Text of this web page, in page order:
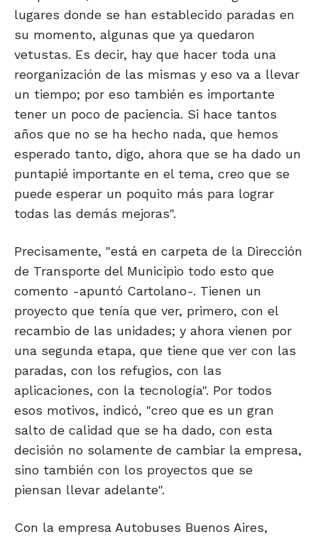
lugares donde se han establecido paradas en
su momento, algunas que ya quedaron
vetustas. Es decir, hay que hacer toda una
reorganización de las mismas y eso va a llevar
un tiempo; por eso también es importante
tener un poco de paciencia. Si hace tantos
años que no se ha hecho nada, que hemos
esperado tanto, digo, ahora que se ha dado un
puntapié importante en el tema, creo que se
puede esperar un poquito más para lograr
todas las demás mejoras".
Precisamente, "está en carpeta de la Dirección
de Transporte del Municipio todo esto que
comento -apuntó Cartolano-. Tienen un
proyecto que tenía que ver, primero, con el
recambio de las unidades; y ahora vienen por
una segunda etapa, que tiene que ver con las
paradas, con los refugios, con las
aplicaciones, con la tecnología". Por todos
esos motivos, indicó, "creo que es un gran
salto de calidad que se ha dado, con esta
decisión no solamente de cambiar la empresa,
sino también con los proyectos que se
piensan llevar adelante".
Con la empresa Autobuses Buenos Aires,